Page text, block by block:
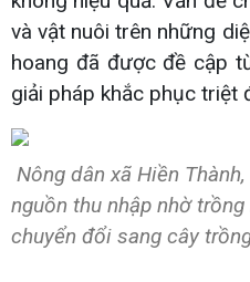
và vật nuôi trên những
hoang đã được đề cập
giải pháp khắc phục triệt
Nông dân xã Hiền
nguồn thu nhập nhờ
chuyển đổi sang cây